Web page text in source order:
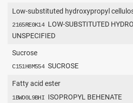
Low-substituted hydroxypropyl
2165RE0K14 LOW-SUBSTITUTED
UNSPECIFIED
Sucrose
C151H8M554 SUCROSE
Fatty acid ester
1BWO0L9BHI ISOPROPYL BEHENATE